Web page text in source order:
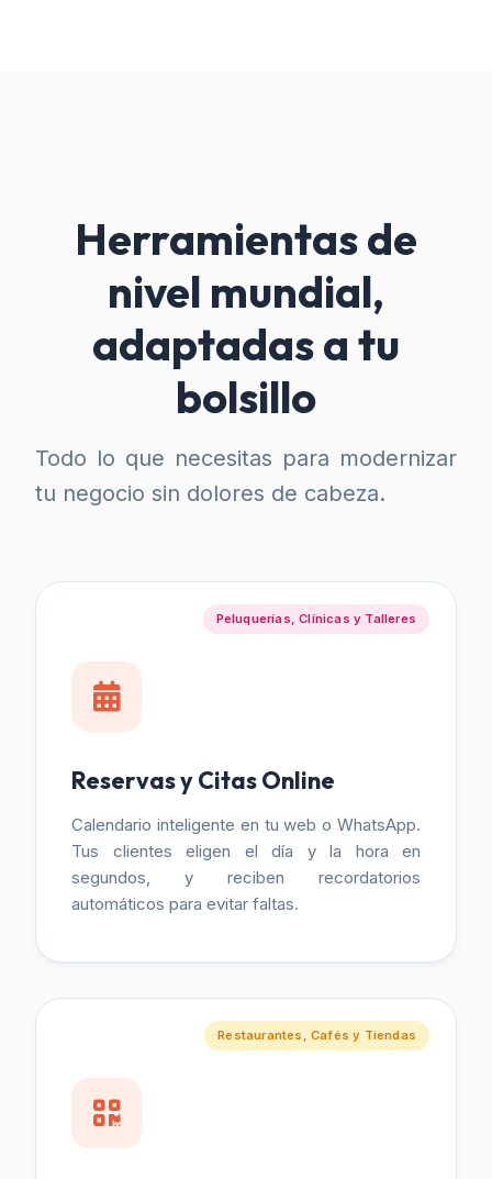
Herramientas de
nivel mundial,
adaptadas a tu
bolsillo
Todo lo que necesitas para modernizar
tu negocio sin dolores de cabeza.
Peluquerías, Clínicas y Talleres
Reservas y Citas Online
Calendario inteligente en tu web o WhatsApp.
Tus clientes eligen el día y la hora en
segundos, y reciben recordatorios
automáticos para evitar faltas.
Restaurantes, Cafés y Tiendas